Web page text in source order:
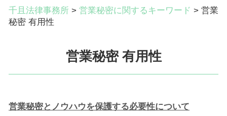
千且法律事務所 > 営業秘密に関するキーワード > 営業
秘密 有用性
営業秘密 有用性
営業秘密とノウハウを保護する必要性について